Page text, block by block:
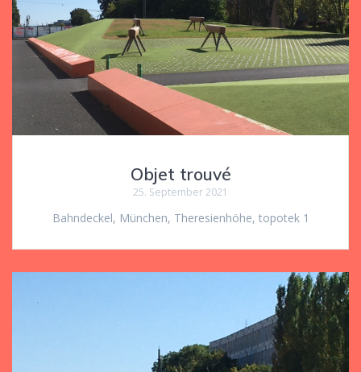
Objet trouvé
25. September 2021
Bahndeckel, München, Theresienhöhe, topotek 1